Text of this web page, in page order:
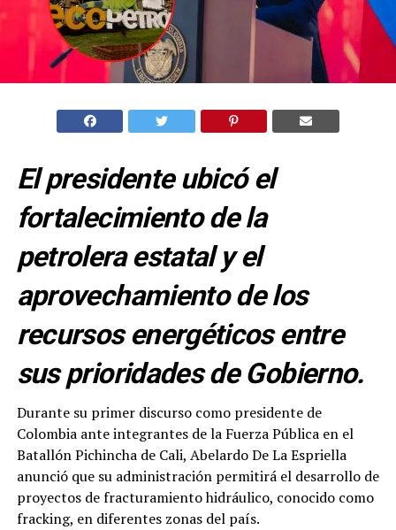
El presidente ubicó el
fortalecimiento de la
petrolera estatal y el
aprovechamiento de los
recursos energéticos entre
sus prioridades de Gobierno.
Durante su primer discurso como presidente de
Colombia ante integrantes de la Fuerza Pública en el
Batallón Pichincha de Cali, Abelardo De La Espriella
anunció que su administración permitirá el desarrollo de
proyectos de fracturamiento hidráulico, conocido como
fracking, en diferentes zonas del país.